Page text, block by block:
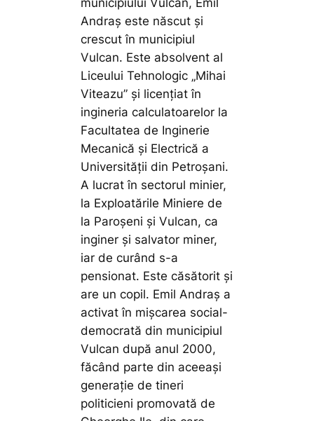
Andraș este născut și
crescut în municipiul
Vulcan. Este absolvent al
Liceului Tehnologic „Mihai
Viteazu” și licențiat în
ingineria calculatoarelor la
Facultatea de Inginerie
Mecanică și Electrică a
Universității din Petroșani.
A lucrat în sectorul minier,
la Exploatările Miniere de
la Paroșeni și Vulcan, ca
inginer și salvator miner,
iar de curând s-a
pensionat. Este căsătorit și
are un copil. Emil Andraș a
activat în mișcarea social-
democrată din municipiul
Vulcan după anul 2000,
făcând parte din aceeași
generație de tineri
politicieni promovată de